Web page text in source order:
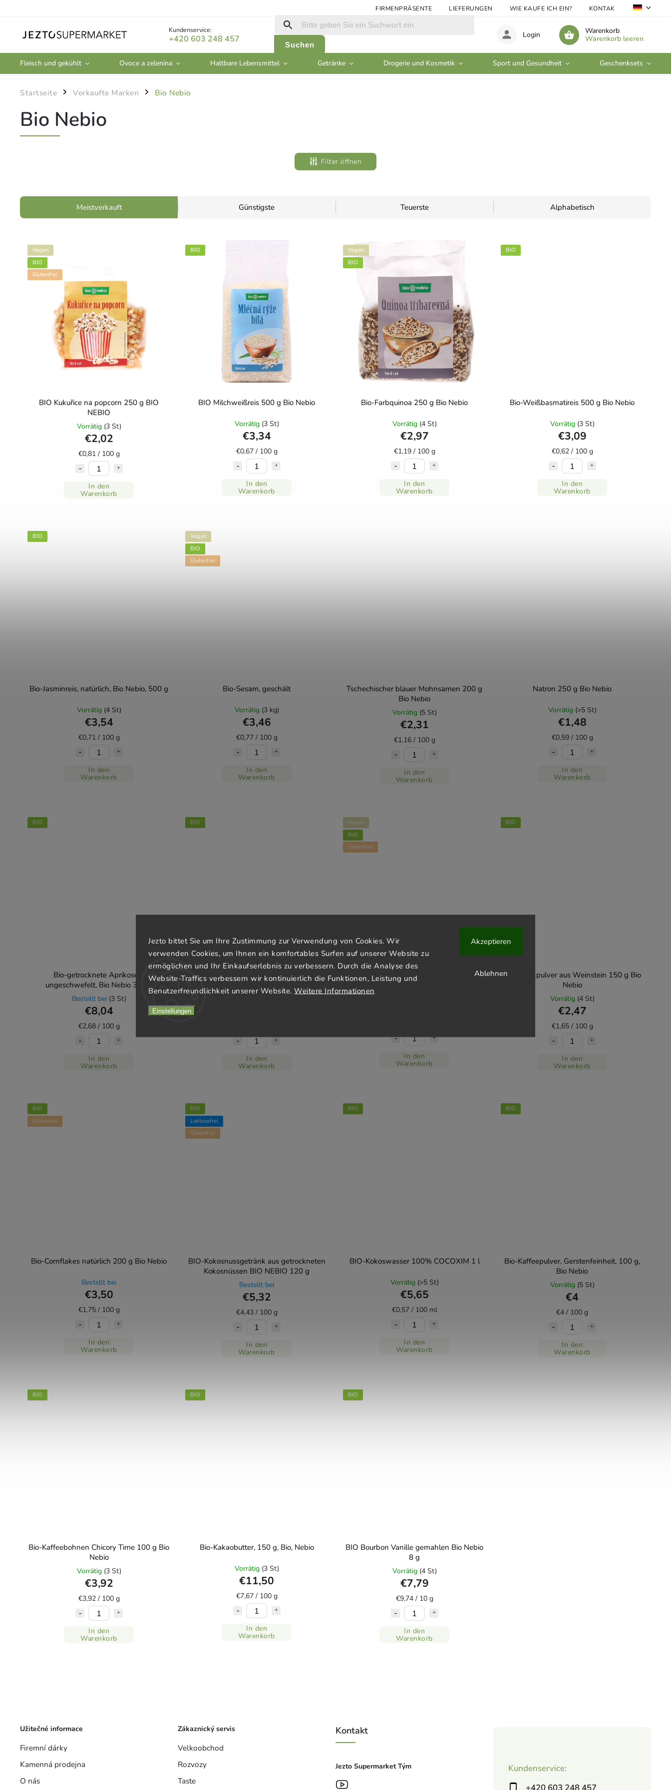
Jezto bittet Sie um Ihre Zustimmung zur Verwendung von Cookies. Wir
verwenden Cookies, um Ihnen ein komfortables Surfen auf unserer Website zu
ermöglichen und Ihr Einkaufserlebnis zu verbessern. Durch die Analyse des
Website-Traffics verbessern wir kontinuierlich die Funktionen, Leistung und
Benutzerfreundlichkeit unserer Website. Weitere Informationen
Einstellungen
Ablehnen
Akzeptieren
FIRMENPRÄSENTE LIEFERUNGEN WIE KAUFE ICH EIN? KONTAKTE
Kundenservice:
+420 603 248 457
Suchen
Warenkorb
Warenkorb leeren
Login
Fleisch und gekühlt Ovoce a zelenina Haltbare Lebensmittel Getränke Drogerie und Kosmetik Sport und Gesundheit Geschenksets
Startseite / Verkaufte Marken / Bio Nebio
Bio Nebio
Filter öffnen
Meistverkauft Günstigste Teuerste Alphabetisch
Vegan
BIO
Glutenfrei
BIO Kukuřice na popcorn 250 g BIO
NEBIO
Vorrätig (3 St)
€2,02
€0,81 / 100 g
In den
Warenkorb
BIO
BIO Milchweißreis 500 g Bio Nebio
Vorrätig (3 St)
€3,34
€0,67 / 100 g
In den
Warenkorb
Vegan
BIO
Bio-Farbquinoa 250 g Bio Nebio
Vorrätig (4 St)
€2,97
€1,19 / 100 g
In den
Warenkorb
BIO
Bio-Weißbasmatireis 500 g Bio Nebio
Vorrätig (3 St)
€3,09
€0,62 / 100 g
In den
Warenkorb
BIO
Bio-Jasminreis, natürlich, Bio Nebio, 500 g
Vorrätig (4 St)
€3,54
€0,71 / 100 g
In den
Warenkorb
Vegan
BIO
Glutenfrei
Bio-Sesam, geschält
Vorrätig (3 kg)
€3,46
€0,77 / 100 g
In den
Warenkorb
Tschechischer blauer Mohnsamen 200 g
Bio Nebio
Vorrätig (5 St)
€2,31
€1,16 / 100 g
In den
Warenkorb
Natron 250 g Bio Nebio
Vorrätig (>5 St)
€1,48
€0,59 / 100 g
In den
Warenkorb
BIO
Bio-getrocknete Aprikosen,
ungeschwefelt, Bio Nebio 300 g
Bestellt bei (3 St)
€8,04
€2,68 / 100 g
In den
Warenkorb
BIO
100 g Bio sonnengetrocknete, gehackte
In den
Warenkorb
Vegan
BIO
Glutenfrei
Bio-Paranüsse (Bio*konventionell) 100 g
In den
Warenkorb
BIO
BIO-Backpulver aus Weinstein 150 g Bio
Nebio
Vorrätig (4 St)
€2,47
€1,65 / 100 g
In den
Warenkorb
BIO
Glutenfrei
Bio-Cornflakes natürlich 200 g Bio Nebio
Bestellt bei
€3,50
€1,75 / 100 g
In den
Warenkorb
BIO
Laktosefrei
Glutenfrei
BIO-Kokosnussgetränk aus getrockneten
Kokosnüssen BIO NEBIO 120 g
Bestellt bei
€5,32
€4,43 / 100 g
In den
Warenkorb
BIO
BIO-Kokoswasser 100% COCOXIM 1 l
Vorrätig (>5 St)
€5,65
€0,57 / 100 ml
In den
Warenkorb
BIO
Bio-Kaffeepulver, Gerstenfeinheit, 100 g,
Bio Nebio
Vorrätig (5 St)
€4
€4 / 100 g
In den
Warenkorb
BIO
Bio-Kaffeebohnen Chicory Time 100 g Bio
Nebio
Vorrätig (3 St)
€3,92
€3,92 / 100 g
In den
Warenkorb
BIO
Bio-Kakaobutter, 150 g, Bio, Nebio
Vorrätig (3 St)
€11,50
€7,67 / 100 g
In den
Warenkorb
BIO
BIO Bourbon Vanille gemahlen Bio Nebio
8 g
Vorrätig (4 St)
€7,79
€9,74 / 10 g
In den
Warenkorb
Kundenservice:
Užitečné informace
Firemní dárky
Kamenná prodejna
O nás
Zákaznický servis
Velkoobchod
Rozvozy
Taste
Kontakt
Jezto Supermarket Tým